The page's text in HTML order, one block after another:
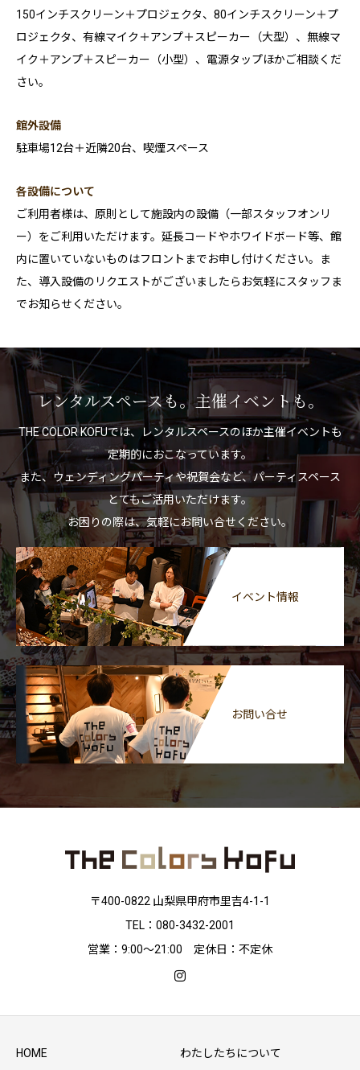
150インチスクリーン＋プロジェクタ、80インチスクリーン＋プ
ロジェクタ、有線マイク＋アンプ＋スピーカー（大型）、無線マ
イク＋アンプ＋スピーカー（小型）、電源タップほかご相談くだ
さい。
館外設備
駐車場12台＋近隣20台、喫煙スペース
各設備について
ご利用者様は、原則として施設内の設備（一部スタッフオンリ
ー）をご利用いただけます。延長コードやホワイドボード等、館
内に置いていないものはフロントまでお申し付けください。ま
た、導入設備のリクエストがございましたらお気軽にスタッフま
でお知らせください。
レンタルスペースも。主催イベントも。
THE COLOR KOFUでは、レンタルスペースのほか主催イベントも
定期的におこなっています。
また、ウェンディングパーティや祝賀会など、パーティスペース
とてもご活用いただけます。
お困りの際は、気軽にお問い合せください。
イベント情報
お問い合せ
〒400-0822 山梨県甲府市里吉4-1-1
TEL：080-3432-2001
営業：9:00〜21:00 定休日：不定休
HOME わたしたちについて